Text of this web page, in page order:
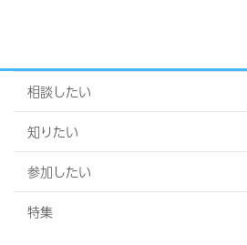
相談したい
知りたい
参加したい
特集